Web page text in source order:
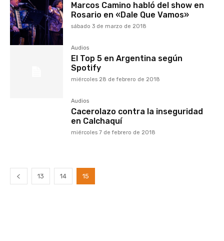
Marcos Camino habló del show en
Rosario en «Dale Que Vamos»
sábado 3 de marzo de 2018
Audios
El Top 5 en Argentina según
Spotify
miércoles 28 de febrero de 2018
Audios
Cacerolazo contra la inseguridad
en Calchaquí
miércoles 7 de febrero de 2018
13 14 15